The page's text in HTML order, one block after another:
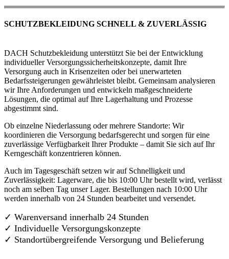
SCHUTZBEKLEIDUNG SCHNELL & ZUVERLÄSSIG
DACH Schutzbekleidung unterstützt Sie bei der Entwicklung
individueller Versorgungssicherheitskonzepte, damit Ihre
Versorgung auch in Krisenzeiten oder bei unerwarteten
Bedarfssteigerungen gewährleistet bleibt. Gemeinsam analysieren
wir Ihre Anforderungen und entwickeln maßgeschneiderte
Lösungen, die optimal auf Ihre Lagerhaltung und Prozesse
abgestimmt sind.
Ob einzelne Niederlassung oder mehrere Standorte: Wir
koordinieren die Versorgung bedarfsgerecht und sorgen für eine
zuverlässige Verfügbarkeit Ihrer Produkte – damit Sie sich auf Ihr
Kerngeschäft konzentrieren können.
Auch im Tagesgeschäft setzen wir auf Schnelligkeit und
Zuverlässigkeit: Lagerware, die bis 10:00 Uhr bestellt wird, verlässt
noch am selben Tag unser Lager. Bestellungen nach 10:00 Uhr
werden innerhalb von 24 Stunden bearbeitet und versendet.
✓ Warenversand innerhalb 24 Stunden
✓ Individuelle Versorgungskonzepte
✓ Standortübergreifende Versorgung und Belieferung